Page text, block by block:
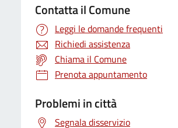
Contatta il Comune
Leggi le domande frequenti
Richiedi assistenza
Chiama il Comune
Prenota appuntamento
Problemi in città
Segnala disservizio